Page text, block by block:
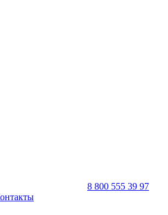
8 800 555 39 97